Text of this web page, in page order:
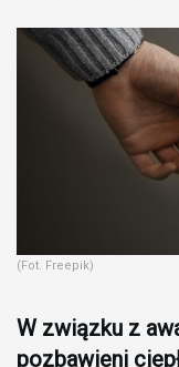
(Fot. Freepik)
W związku z
pozbawieni